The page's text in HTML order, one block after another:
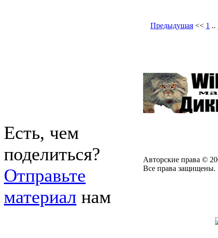
Предыдущая << 1 ..
Есть, чем
поделиться?
Отправьте
материал нам
Авторские права ©
Все права защищены.